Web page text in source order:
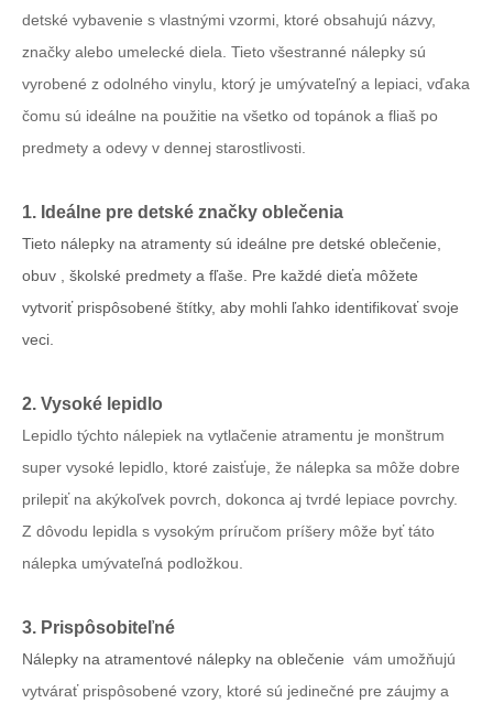
detské vybavenie s vlastnými vzormi, ktoré obsahujú názvy,
značky alebo umelecké diela. Tieto všestranné nálepky sú
vyrobené z odolného vinylu, ktorý je umývateľný a lepiaci, vďaka
čomu sú ideálne na použitie na všetko od topánok a fliaš po
predmety a odevy v dennej starostlivosti.
1. Ideálne pre detské značky oblečenia
Tieto nálepky na atramenty sú ideálne pre detské oblečenie,
obuv
, školské predmety a fľaše. Pre každé dieťa môžete
vytvoriť prispôsobené štítky, aby mohli ľahko identifikovať svoje
veci.
2. Vysoké lepidlo
Lepidlo týchto nálepiek na vytlačenie atramentu je monštrum
super vysoké lepidlo, ktoré zaisťuje, že nálepka sa môže dobre
prilepiť na akýkoľvek povrch, dokonca aj tvrdé lepiace povrchy.
Z dôvodu lepidla s vysokým príručom príšery môže byť táto
nálepka umývateľná podložkou.
3. Prispôsobiteľné
Nálepky na atramentové nálepky na oblečenie vám umožňujú
vytvárať prispôsobené vzory, ktoré sú jedinečné pre záujmy a